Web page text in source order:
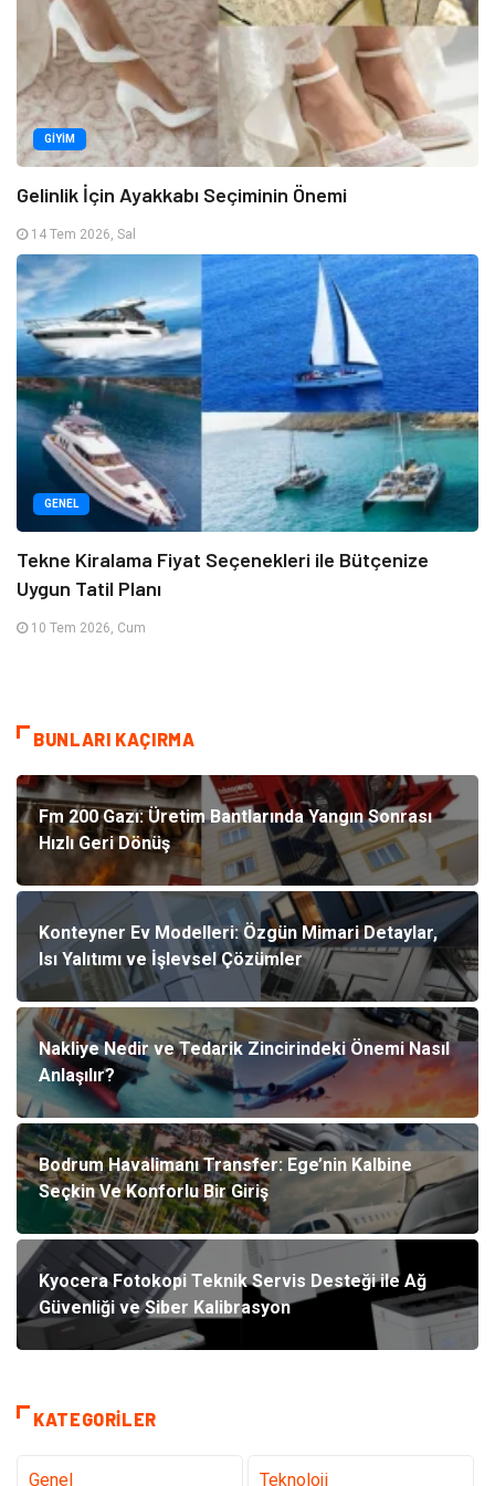
GIYIM
Gelinlik İçin Ayakkabı Seçiminin Önemi
14 Tem 2026, Sal
GENEL
Tekne Kiralama Fiyat Seçenekleri ile Bütçenize
Uygun Tatil Planı
10 Tem 2026, Cum
BUNLARI KAÇIRMA
Fm 200 Gazı: Üretim Bantlarında Yangın Sonrası
Hızlı Geri Dönüş
Konteyner Ev Modelleri: Özgün Mimari Detaylar,
Isı Yalıtımı ve İşlevsel Çözümler
Nakliye Nedir ve Tedarik Zincirindeki Önemi Nasıl
Anlaşılır?
Bodrum Havalimanı Transfer: Ege’nin Kalbine
Seçkin Ve Konforlu Bir Giriş
Kyocera Fotokopi Teknik Servis Desteği ile Ağ
Güvenliği ve Siber Kalibrasyon
KATEGORILER
Genel Teknoloji